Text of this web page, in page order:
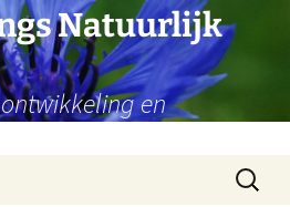
Natuurlijk
en
Zoeken
naar: